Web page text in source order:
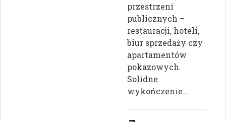
przestrzeni
publicznych –
restauracji, hoteli,
biur sprzedaży czy
apartamentów
pokazowych.
Solidne
wykończenie...